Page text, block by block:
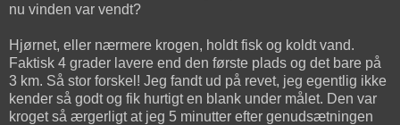
nu vinden var vendt?
Hjørnet, eller nærmere krogen, holdt fisk og koldt vand.
Faktisk 4 grader lavere end den første plads og det bare på
3 km. Så stor forskel! Jeg fandt ud på revet, jeg egentlig ikke
kender så godt og fik hurtigt en blank under målet. Den var
kroget så ærgerligt at jeg 5 minutter efter genudsætningen